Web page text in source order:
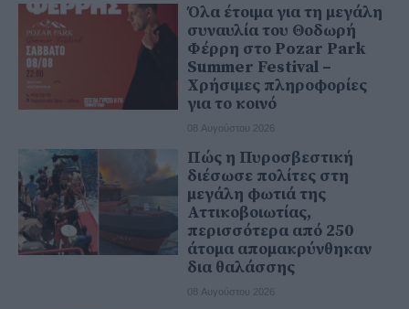
Όλα έτοιμα για τη μεγάλη
συναυλία του Θοδωρή
Φέρρη στο Pozar Park
Summer Festival –
Χρήσιμες πληροφορίες
για το κοινό
08 Αυγούστου 2026
Πώς η Πυροσβεστική
διέσωσε πολίτες στη
μεγάλη φωτιά της
Αττικοβοιωτίας,
περισσότερα από 250
άτομα απομακρύνθηκαν
δια θαλάσσης
08 Αυγούστου 2026